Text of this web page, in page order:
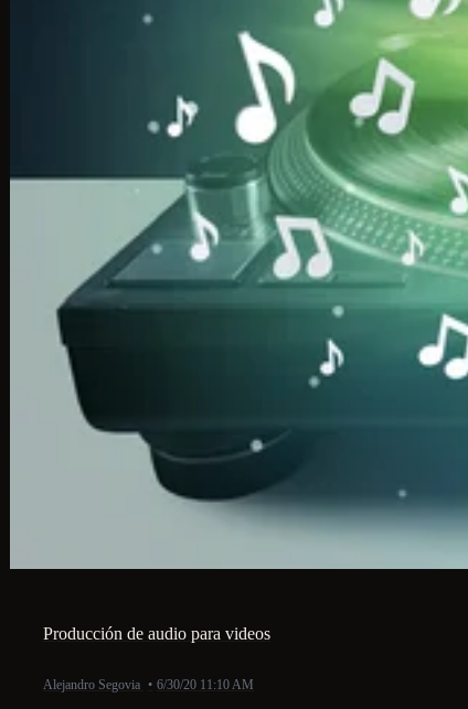
Producción de audio para videos
Alejandro Segovia • 6/30/20 11:10 AM